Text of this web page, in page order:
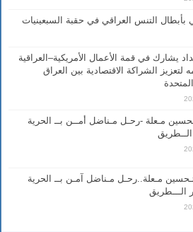
بأبطال التنس العراقي في حقبة السبعينيات
يشارك في قمة الأعمال الأمريكية–العراقية
لتعزيز الشراكة الاقتصادية بين العراق
مـعلة -رحـل مـناضل أمــن بــ الحرية
تـحسين مـعلة..رحـل مـناضل آمـن بــ الحرية
الـــطريق